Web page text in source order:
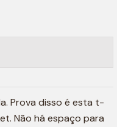
Prova disso é esta t-
Não há espaço para